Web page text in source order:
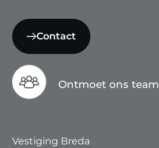
Contact
Ontmoet ons team
Vestiging Breda